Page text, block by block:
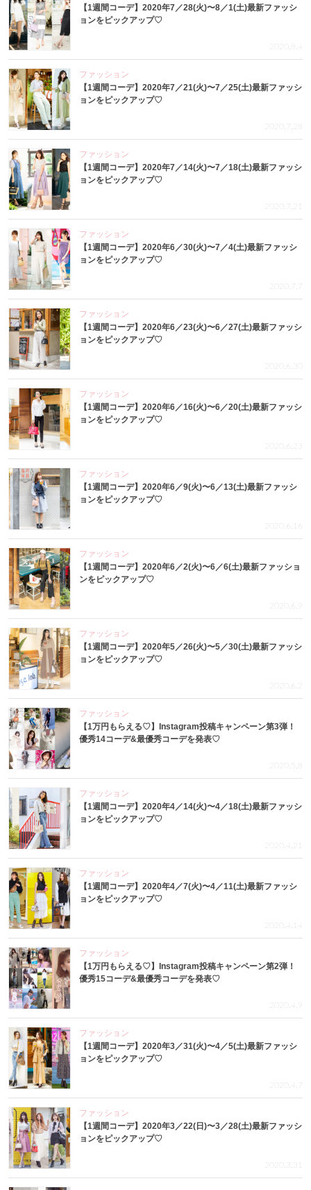
【1週間コーデ】2020年7／28(火)〜8／1(土)最新ファッシ
ョンをピックアップ♡
2020.8.4
ファッション
【1週間コーデ】2020年7／21(火)〜7／25(土)最新ファッシ
ョンをピックアップ♡
2020.7.28
ファッション
【1週間コーデ】2020年7／14(火)〜7／18(土)最新ファッシ
ョンをピックアップ♡
2020.7.21
ファッション
【1週間コーデ】2020年6／30(火)〜7／4(土)最新ファッシ
ョンをピックアップ♡
ファッション
【1週間コーデ】2020年6／23(火)〜6／27(土)最新ファッシ
ョンをピックアップ♡
2020.6.30
ファッション
【1週間コーデ】2020年6／16(火)〜6／20(土)最新ファッシ
ョンをピックアップ♡
2020.6.23
ファッション
【1週間コーデ】2020年6／9(火)〜6／13(土)最新ファッシ
ョンをピックアップ♡
2020.6.16
ファッション
【1週間コーデ】2020年6／2(火)〜6／6(土)最新ファッショ
ンをピックアップ♡
2020.6.9
ファッション
【1週間コーデ】2020年5／26(火)〜5／30(土)最新ファッシ
ョンをピックアップ♡
2020.6.2
ファッション
【1万円もらえる♡】Instagram投稿キャンペーン第3弾！
優秀14コーデ&最優秀コーデを発表♡
2020.5.8
ファッション
【1週間コーデ】2020年4／14(火)〜4／18(土)最新ファッシ
ョンをピックアップ♡
2020.4.21
ファッション
【1週間コーデ】2020年4／7(火)〜4／11(土)最新ファッシ
ョンをピックアップ♡
2020.4.14
ファッション
【1万円もらえる♡】Instagram投稿キャンペーン第2弾！
優秀15コーデ&最優秀コーデを発表♡
2020.4.9
ファッション
【1週間コーデ】2020年3／31(火)〜4／5(土)最新ファッシ
ョンをピックアップ♡
2020.4.7
ファッション
【1週間コーデ】2020年3／22(日)〜3／28(土)最新ファッシ
ョンをピックアップ♡
2020.3.31